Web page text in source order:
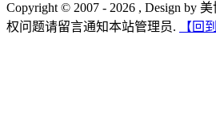
Copyright © 2007 - 2026 , Design by
权问题请留言通知本站管理员.
【回